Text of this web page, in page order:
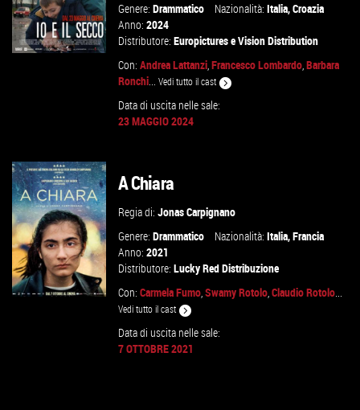
Genere:Drammatico Nazionalità:Italia,Croazia
Anno:2024
Distributore:EuropictureseVision Distribution
Con:Andrea Lattanzi,Francesco Lombardo,Barbara
Ronchi...Vedi tutto il cast
Data di uscita nelle sale:
23 MAGGIO 2024
A Chiara
Regia di:Jonas Carpignano
Genere:Drammatico Nazionalità:Italia,Francia
Anno:2021
Distributore:Lucky Red Distribuzione
Con:Carmela Fumo,Swamy Rotolo,Claudio Rotolo...
Vedi tutto il cast
Data di uscita nelle sale:
7 OTTOBRE 2021